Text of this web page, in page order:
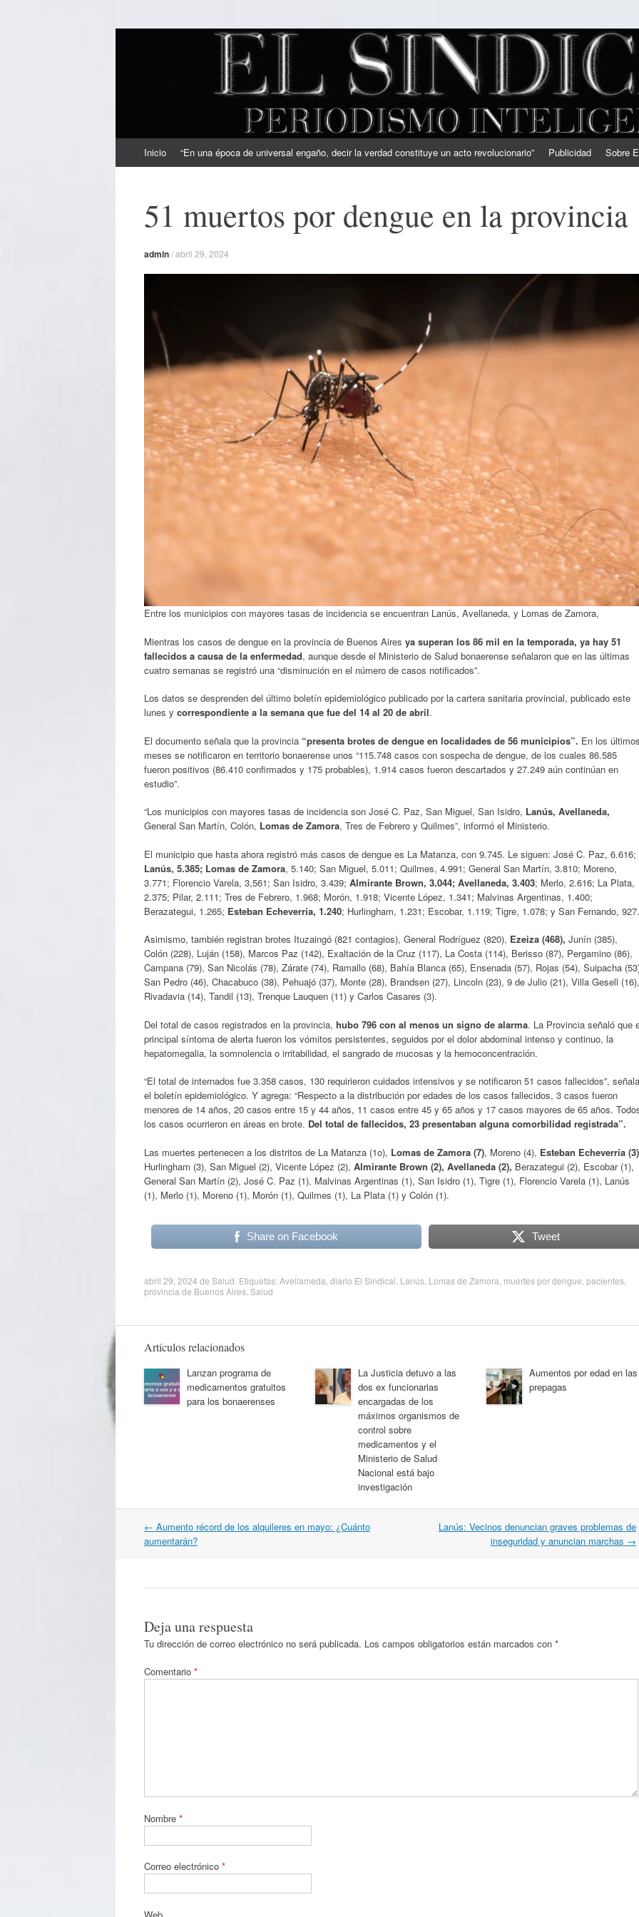
EL SINDICAL
Periodismo Inteligente
al
Inicio “En una época de universal engaño, decir la verdad constituye un acto revolucionario” Publicidad Sobre
51 muertos por dengue en la provincia
admin/abril 29, 2024
Entre los municipios con mayores tasas de incidencia se encuentran Lanús, Avellaneda, y Lomas de Zamora,
Mientras los casos de dengue en la provincia de Buenos Aires ya superan los 86 mil en la temporada, ya hay 51
fallecidos a causa de la enfermedad, aunque desde el Ministerio de Salud bonaerense señalaron que en las últimas
cuatro semanas se registró una “disminución en el número de casos notificados”.
Los datos se desprenden del último boletín epidemiológico publicado por la cartera sanitaria provincial, publicado este
lunes y correspondiente a la semana que fue del 14 al 20 de abril.
El documento señala que la provincia “presenta brotes de dengue en localidades de 56 municipios”. En los
meses se notificaron en territorio bonaerense unos “115.748 casos con sospecha de dengue, de los cuales 86.585
fueron positivos (86.410 confirmados y 175 probables), 1.914 casos fueron descartados y 27.249 aún continúan en
estudio”.
“Los municipios con mayores tasas de incidencia son José C. Paz, San Miguel, San Isidro, Lanús, Avellaneda,
General San Martín, Colón, Lomas de Zamora, Tres de Febrero y Quilmes”, informó el Ministerio.
El municipio que hasta ahora registró más casos de dengue es La Matanza, con 9.745. Le siguen: José C. Paz, 6.616;
Lanús, 5.385; Lomas de Zamora, 5.140; San Miguel, 5.011; Quilmes, 4.991; General San Martín, 3.810; Moreno,
3.771; Florencio Varela, 3,561; San Isidro, 3.439; Almirante Brown, 3.044; Avellaneda, 3.403; Merlo, 2.616; La Plata,
2.375; Pilar, 2.111; Tres de Febrero, 1.968; Morón, 1.918; Vicente López, 1.341; Malvinas Argentinas, 1.400;
Berazategui, 1.265; Esteban Echeverría, 1.240; Hurlingham, 1.231; Escobar, 1.119; Tigre, 1.078; y San Fernando, 927.
Asimismo, también registran brotes Ituzaingó (821 contagios), General Rodríguez (820), Ezeiza (468), Junín (385),
Colón (228), Luján (158), Marcos Paz (142), Exaltación de la Cruz (117), La Costa (114), Berisso (87), Pergamino (86),
Campana (79), San Nicolás (78), Zárate (74), Ramallo (68), Bahía Blanca (65), Ensenada (57), Rojas (54), Suipacha
San Pedro (46), Chacabuco (38), Pehuajó (37), Monte (28), Brandsen (27), Lincoln (23), 9 de Julio (21), Villa Gesell (16),
Rivadavia (14), Tandil (13), Trenque Lauquen (11) y Carlos Casares (3).
Del total de casos registrados en la provincia, hubo 796 con al menos un signo de alarma. La Provincia señaló que
principal síntoma de alerta fueron los vómitos persistentes, seguidos por el dolor abdominal intenso y continuo, la
hepatomegalia, la somnolencia o irritabilidad, el sangrado de mucosas y la hemoconcentración.
“El total de internados fue 3.358 casos, 130 requirieron cuidados intensivos y se notificaron 51 casos fallecidos”, señala
el boletín epidemiológico. Y agrega: “Respecto a la distribución por edades de los casos fallecidos, 3 casos fueron
menores de 14 años, 20 casos entre 15 y 44 años, 11 casos entre 45 y 65 años y 17 casos mayores de 65 años.
los casos ocurrieron en áreas en brote. Del total de fallecidos, 23 presentaban alguna comorbilidad registrada”.
Las muertes pertenecen a los distritos de La Matanza (1o), Lomas de Zamora (7), Moreno (4), Esteban Echeverría (3)
Hurlingham (3), San Miguel (2), Vicente López (2), Almirante Brown (2), Avellaneda (2), Berazategui (2), Escobar (1),
General San Martín (2), José C. Paz (1), Malvinas Argentinas (1), San Isidro (1), Tigre (1), Florencio Varela (1), Lanús
(1), Merlo (1), Moreno (1), Morón (1), Quilmes (1), La Plata (1) y Colón (1).
Share on Facebook Tweet
abril 29, 2024 de Salud . Etiquetas:Avellameda diario El Sindical Lanús Lomas de Zamora muertes por dengue pacientes
provincia de Buenos Aires Salud
Artículos relacionados
Lanzan programa de
medicamentos gratuitos
para los bonaerenses
La Justicia detuvo a las
dos ex funcionarias
encargadas de los
máximos organismos de
control sobre
medicamentos y el
Ministerio de Salud
Nacional está bajo
investigación
Aumentos por edad en las
prepagas
Navegación
por
← Aumento récord de los alquileres en mayo: ¿Cuánto
aumentarán?
Lanús: Vecinos denuncian graves problemas de
inseguridad y anuncian marchas →
Deja una respuesta
Tu dirección de correo electrónico no será publicada. Los campos obligatorios están marcados con *
Comentario *
Nombre *
Correo electrónico *